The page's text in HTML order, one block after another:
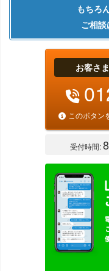
もちろ
ご相談
お客さ
このボタン
受付時間: